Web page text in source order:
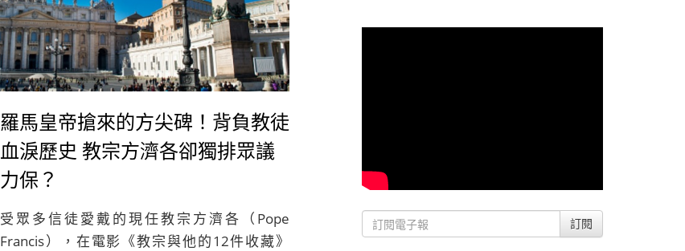
羅馬皇帝搶來的方尖碑！背負教徒
血淚歷史 教宗方濟各卻獨排眾議
力保？
受眾多信徒愛戴的現任教宗方濟各（Pope
Francis），在電影《教宗與他的12件收藏》
訂閱